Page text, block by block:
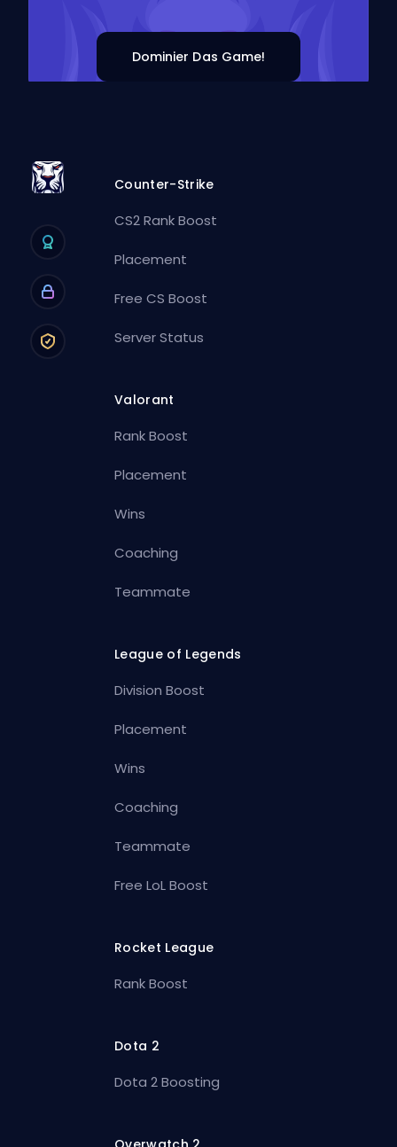
Dominier Das Game!
Counter-Strike
CS2 Rank Boost
Placement
Free CS Boost
Server Status
Valorant
Rank Boost
Placement
Wins
Coaching
Teammate
League of Legends
Division Boost
Placement
Wins
Coaching
Teammate
Free LoL Boost
Rocket League
Rank Boost
Dota 2
Dota 2 Boosting